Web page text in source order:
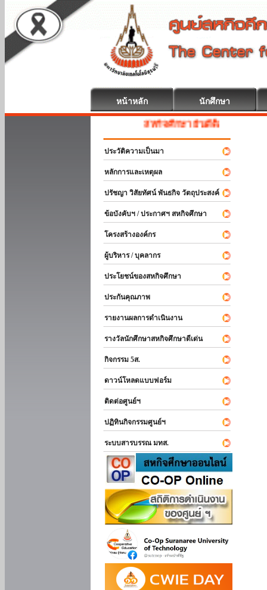
หน้าหลัก นักศึกษา
สหกิจศึกษา ยินดีต้อนรับ
ประวัติความเป็นมา
หลักการและเหตุผล
ปรัชญา วิสัยทัศน์ พันธกิจ วัตถุประสงค์
ข้อบังคับฯ / ประกาศฯ สหกิจศึกษา
โครงสร้างองค์กร
ผู้บริหาร / บุคลากร
ประโยชน์ของสหกิจศึกษา
ประกันคุณภาพ
รายงานผลการดำเนินงาน
รางวัลนักศึกษาสหกิจศึกษาดีเด่น
กิจกรรม 5ส.
ดาวน์โหลดแบบฟอร์ม
ติดต่อศูนย์ฯ
ปฏิทินกิจกรรมศูนย์ฯ
ระบบสารบรรณ มทส.